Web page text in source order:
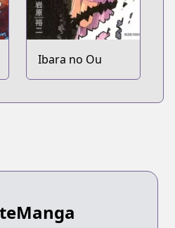
Ibara no Ou